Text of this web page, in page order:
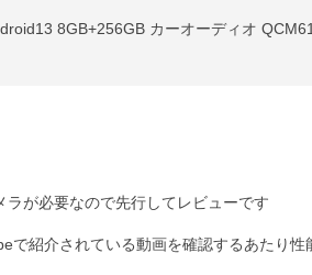
が必要なので先行してレビューです
で紹介されている動画を確認するあたり性